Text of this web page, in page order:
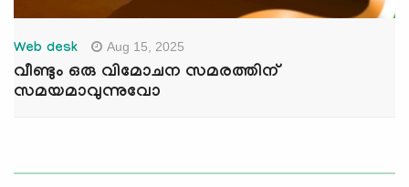
Web desk Aug 15, 2025
വീണ്ടും ഒരു വിമോചന സമരത്തിന്
സമയമാവുന്നുവോ